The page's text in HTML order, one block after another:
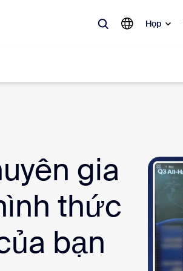
Họp
Center
gia
thức
bạn